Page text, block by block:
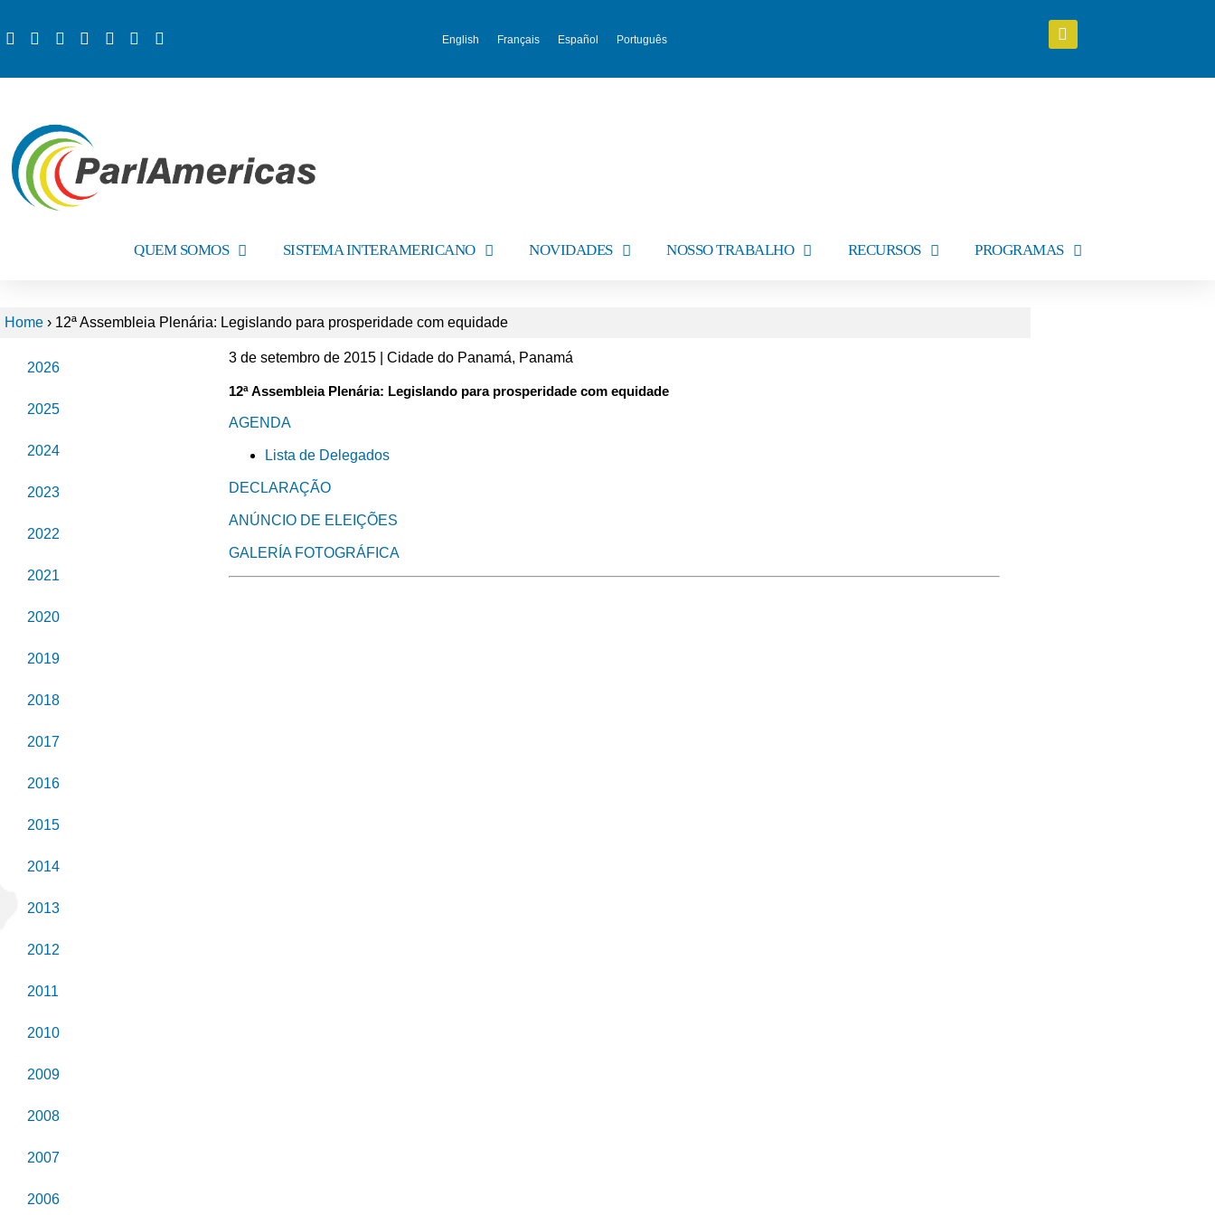
English Français Español Português
QUEM SOMOS SISTEMA INTERAMERICANO NOVIDADES NOSSO TRABALHO RECURSOS PROGRAMAS
Home › 12ª Assembleia Plenária: Legislando para prosperidade com equidade
2026
2025
2024
2023
2022
2021
2020
2019
2018
2017
2016
2015
2014
2013
2012
2011
2010
2009
2008
2007
2006
3 de setembro de 2015 | Cidade do Panamá, Panamá
12ª Assembleia Plenária: Legislando para prosperidade com equidade
AGENDA
Lista de Delegados
DECLARAÇÃO
ANÚNCIO DE ELEIÇÕES
GALERÍA FOTOGRÁFICA